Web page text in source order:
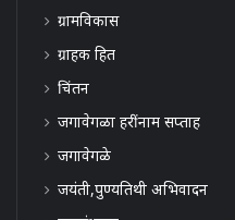
ग्रामविकास
ग्राहक हित
चिंतन
जगावेगळा हरींनाम सप्ताह
जगावेगळे
जयंती,पुण्यतिथी अभिवादन